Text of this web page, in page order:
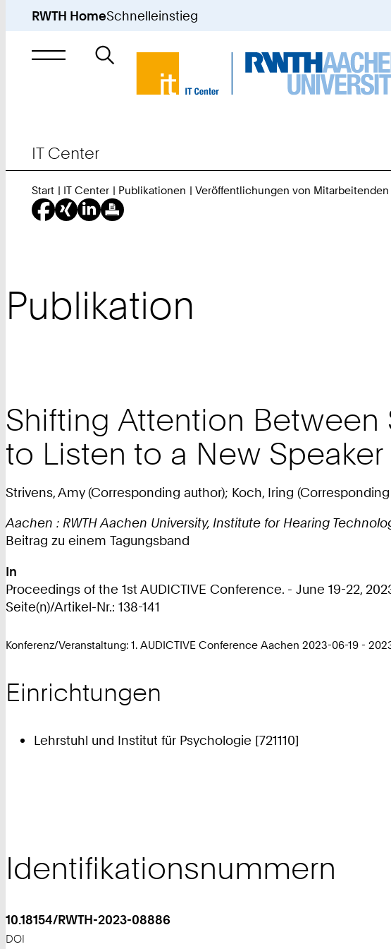
RWTH HomeSchnelleinstieg
Suche
nach
IT Center
Start IT Center Publikationen Veröffentlichungen von Mitarbeitenden
Publikation
Shifting Attention
to Listen to a New Speaker
Strivens, Amy (Corresponding author); Koch, Iring
Aachen : RWTH Aachen University, Institute for Hearing
Beitrag zu einem Tagungsband
In
Proceedings of the 1st AUDICTIVE Conference. - June 19-22,
Seite(n)/Artikel-Nr.: 138-141
Konferenz/Veranstaltung: 1. AUDICTIVE Conference Aachen 2023-06-19 -
Einrichtungen
Lehrstuhl und Institut für Psychologie [721110]
Identifikationsnummern
10.18154/RWTH-2023-08886
DOI